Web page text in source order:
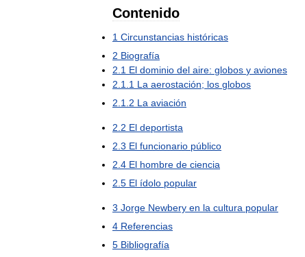
Contenido
1 Circunstancias históricas
2 Biografía
2 1 El dominio del aire: globos y aviones
2 1 1 La aerostación; los globos
2 1 2 La aviación
2 2 El deportista
2 3 El funcionario público
2 4 El hombre de ciencia
2 5 El ídolo popular
3 Jorge Newbery en la cultura popular
4 Referencias
5 Bibliografía